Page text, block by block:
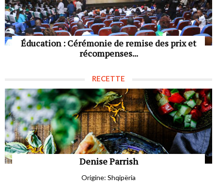
Éducation : Cérémonie de remise des prix et
récompenses...
RECETTE
Denise Parrish
Origine: Shqipëria